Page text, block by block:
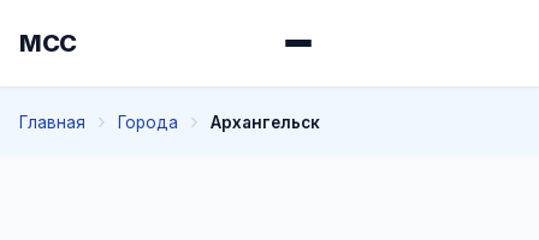
МСС
Главная Города Архангельск